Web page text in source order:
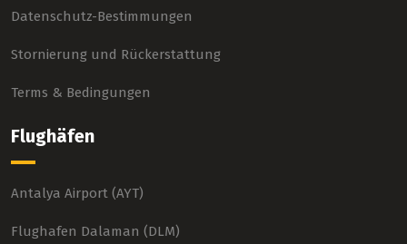
Datenschutz-Bestimmungen
Stornierung und Rückerstattung
Terms & Bedingungen
Flughäfen
Antalya Airport (AYT)
Flughafen Dalaman (DLM)